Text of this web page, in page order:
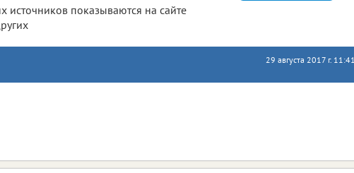
источников показываются на сайте
29 августа 2017 г. 11:41